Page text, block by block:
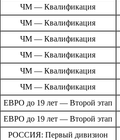
ЧМ — Квалификация
ЧМ — Квалификация
ЧМ — Квалификация
ЧМ — Квалификация
ЧМ — Квалификация
ЧМ — Квалификация
ЕВРО до 19 лет — Второй этап
ЕВРО до 19 лет — Второй этап
РОССИЯ: Первый дивизион